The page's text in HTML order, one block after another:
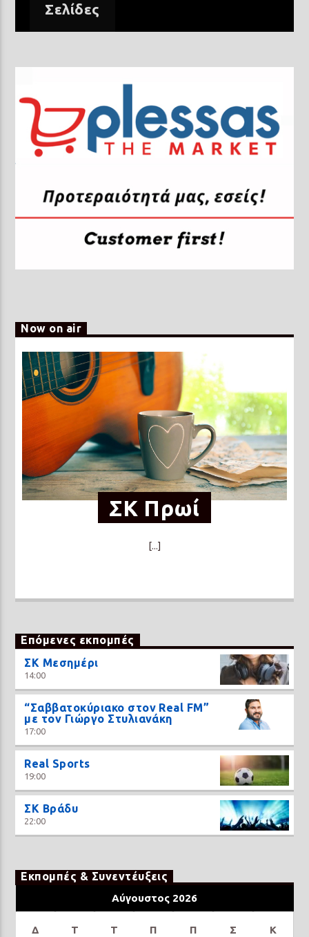
Σελίδες
Now on air
ΣΚ Πρωί
[...]
Επόμενες εκπομπές
ΣΚ Μεσημέρι
14:00
“Σαββατοκύριακο στον Real FM”
με τον Γιώργο Στυλιανάκη
17:00
Real Sports
19:00
ΣΚ Βράδυ
22:00
Εκπομπές & Συνεντέυξεις
Αύγουστος 2026
Δ Τ Τ Π Π Σ Κ